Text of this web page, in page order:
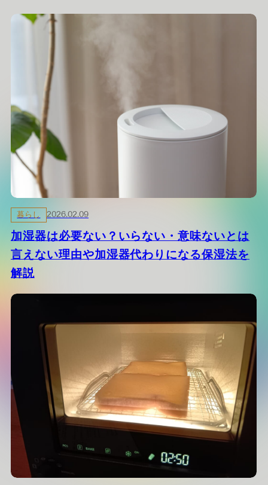
暮らし 2026.02.09
加湿器は必要ない？いらない・意味ないとは
言えない理由や加湿器代わりになる保湿法を
解説